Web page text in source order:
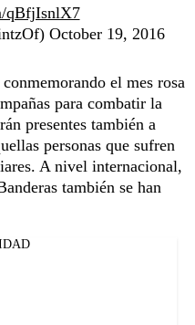
qBfjIsnlX7
October 19, 2016
el mes rosa
para combatir la
presentes también a
personas que sufren
A nivel internacional,
también se han